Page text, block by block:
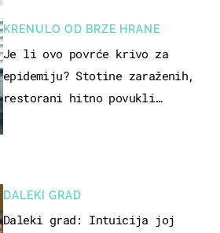
KRENULO OD BRZE HRANE
Je li ovo povrće krivo za
epidemiju? Stotine zaraženih,
restorani hitno povukli
DALEKI GRAD
Daleki grad: Intuicija joj